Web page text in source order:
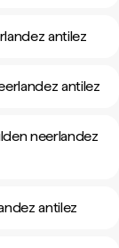
antilez
antilez
neerlandez
antilez